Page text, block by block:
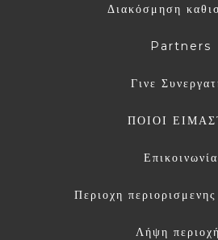
Διακόσμηση
Partners
Γινε
ΠΟΙΟΙ
Επικοινωνία
Περιοχη
Λήψη